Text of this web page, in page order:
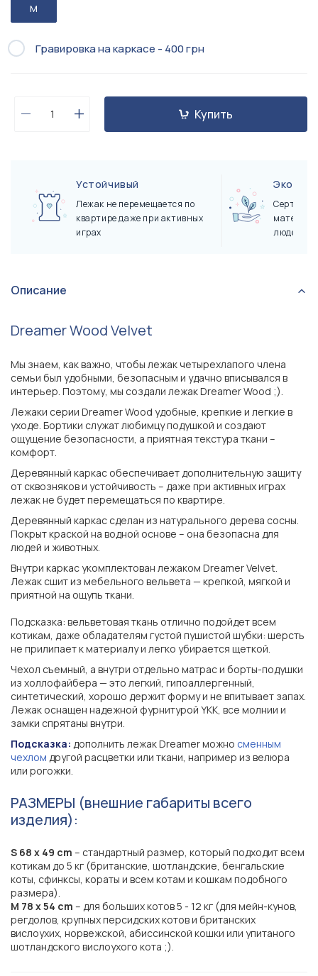
M
Гравировка на каркасе - 400 грн
Купить
Устойчивый
Лежак не перемещается по
квартире даже при активных
играх
людей и
Описание
Dreamer Wood Velvet
Мы знаем, как важно, чтобы лежак четырехлапого члена
семьи был удобными, безопасным и удачно вписывался в
интерьер. Поэтому, мы создали лежак Dreamer Wood ;).
Лежаки серии Dreamer Wood удобные, крепкие и легкие в
уходе. Бортики служат любимцу подушкой и создают
ощущение безопасности, а приятная текстура ткани –
комфорт.
Деревянный каркас обеспечивает дополнительную защиту
от сквозняков и устойчивость – даже при активных играх
лежак не будет перемещаться по квартире.
Деревянный каркас сделан из натурального дерева сосны.
Покрыт краской на водной основе – она безопасна для
людей и животных.
Внутри каркас укомплектован лежаком Dreamer Velvet.
Лежак сшит из мебельного вельвета — крепкой, мягкой и
приятной на ощупь ткани.
Подсказка: вельветовая ткань отлично подойдет всем
котикам, даже обладателям густой пушистой шубки: шерсть
не прилипает к материалу и легко убирается щеткой.
Чехол съемный, а внутри отдельно матрас и борты-подушки
из холлофайбера — это легкий, гипоаллергенный,
синтетический, хорошо держит форму и не впитывает запах.
Лежак оснащен надежной фурнитурой YKK, все молнии и
замки спрятаны внутри.
Подсказка: дополнить лежак Dreamer можно сменным
чехлом другой расцветки или ткани, например из велюра
или рогожки.
РАЗМЕРЫ (внешние габариты всего
изделия):
S 68 х 49 cm – стандартный размер, который подходит всем
котикам до 5 кг (британские, шотландские, бенгальские
коты, сфинксы, кораты и всем котам и кошкам подобного
размера).
M 78 х 54 cm – для больших котов 5 - 12 кг (для мейн-кунов,
регдолов, крупных персидских котов и британских
вислоухих, норвежской, абиссинской кошки или упитаного
шотландского вислоухого кота ;).